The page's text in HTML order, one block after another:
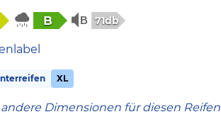
B 71db
XL
Dimensionen für diesen Reifen